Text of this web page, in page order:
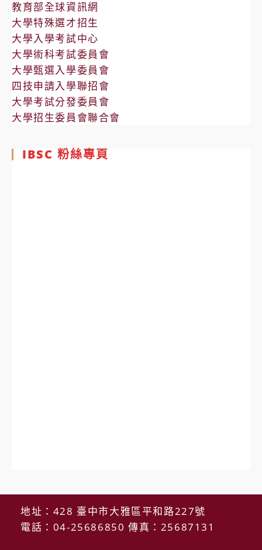
教育部全球資訊網
大學特殊選才招生
大學入學考試中心
大學術科考試委員會
大學甄選入學委員會
四技申請入學聯招會
大學考試分發委員會
大學招生委員會聯合會
IBSC 粉絲專頁
地址：428 臺中市大雅區平和路227號
電話：04-25686850 傳真：25687131